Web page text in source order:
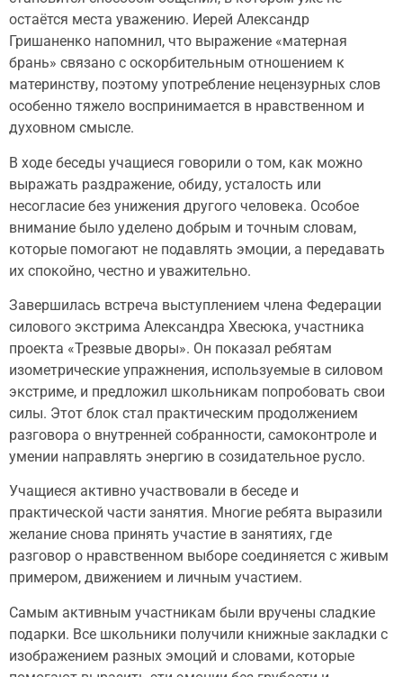
остаётся места уважению. Иерей Александр
Гришаненко напомнил, что выражение «матерная
брань» связано с оскорбительным отношением к
материнству, поэтому употребление нецензурных слов
особенно тяжело воспринимается в нравственном и
духовном смысле.
В ходе беседы учащиеся говорили о том, как можно
выражать раздражение, обиду, усталость или
несогласие без унижения другого человека. Особое
внимание было уделено добрым и точным словам,
которые помогают не подавлять эмоции, а передавать
их спокойно, честно и уважительно.
Завершилась встреча выступлением члена Федерации
силового экстрима Александра Хвесюка, участника
проекта «Трезвые дворы». Он показал ребятам
изометрические упражнения, используемые в силовом
экстриме, и предложил школьникам попробовать свои
силы. Этот блок стал практическим продолжением
разговора о внутренней собранности, самоконтроле и
умении направлять энергию в созидательное русло.
Учащиеся активно участвовали в беседе и
практической части занятия. Многие ребята выразили
желание снова принять участие в занятиях, где
разговор о нравственном выборе соединяется с живым
примером, движением и личным участием.
Самым активным участникам были вручены сладкие
подарки. Все школьники получили книжные закладки с
изображением разных эмоций и словами, которые